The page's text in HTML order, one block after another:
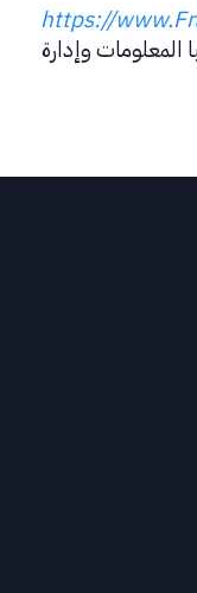
https://
المعلومات وإدارة